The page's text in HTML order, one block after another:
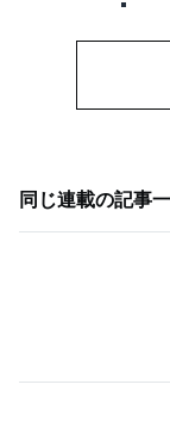
同じ連載の記事